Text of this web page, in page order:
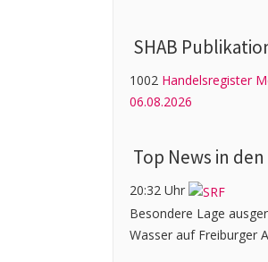
SHAB
1002 Handelsregister
06.08.2026
Top News in
20:32 Uhr
Besondere Lage
Wasser auf Freiburger